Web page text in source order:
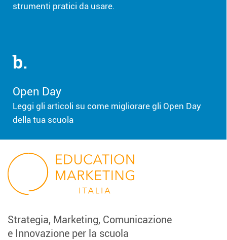
strumenti pratici da usare.
b.
Open Day
Leggi gli articoli su come migliorare gli Open Day
della tua scuola
Strategia, Marketing, Comunicazione
e Innovazione per la scuola